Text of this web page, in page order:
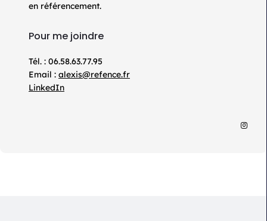
en référencement.
Pour me joindre
Tél. : 06.58.63.77.95
Email : alexis@refence.fr
LinkedIn